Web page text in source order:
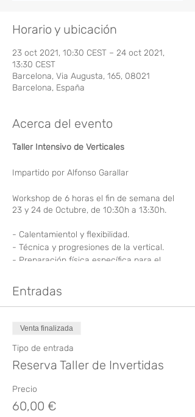
Horario y ubicación
23 oct 2021, 10:30 CEST – 24 oct 2021,
13:30 CEST
Barcelona, Via Augusta, 165, 08021
Barcelona, España
Acerca del evento
Taller Intensivo de Verticales
Impartido por Alfonso Garallar
Workshop de 6 horas el fin de semana del
23 y 24 de Octubre, de 10:30h a 13:30h.
- Calentamientol y flexibilidad.
- Técnica y progresiones de la vertical.
- Preparación física específica para el
educativos para conseguirla.
- Ejercicios de colocación corporal y
-Relación
Las plazas son limitadas.
Es necesario una inscripción previa vía
Precio:120€
Entradas
Venta finalizada
Tipo de entrada
Reserva Taller de Invertidas
Precio
60,00 €